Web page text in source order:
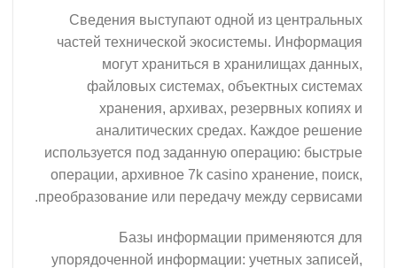
Сведения выступают одной из центральных
частей технической экосистемы. Информация
могут храниться в хранилищах данных,
файловых системах, объектных системах
хранения, архивах, резервных копиях и
аналитических средах. Каждое решение
используется под заданную операцию: быстрые
операции, архивное 7k casino хранение, поиск,
преобразование или передачу между сервисами.
Базы информации применяются для
упорядоченной информации: учетных записей,